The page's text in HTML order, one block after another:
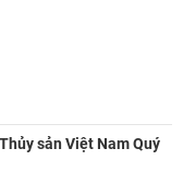
sản Việt Nam Quý